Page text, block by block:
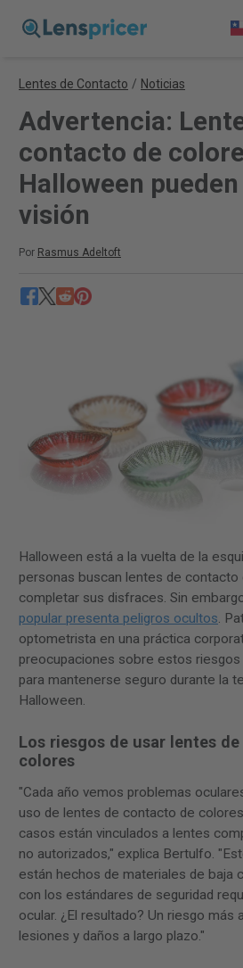
Lentes de Contacto / Noticias
Advertencia:
contacto de
Halloween
visión
Por Rasmus Adeltoft
Halloween está a la vuelta de la
personas buscan lentes de contacto
completar sus disfraces. Sin
popular presenta peligros ocultos.
optometrista en una práctica
preocupaciones sobre estos
para mantenerse seguro durante la
Halloween.
Los riesgos de usar lentes
colores
"Cada año vemos problemas
uso de lentes de contacto de
casos están vinculados a lentes
no autorizados," explica Bertulfo.
están hechos de materiales de baja
con los estándares de seguridad
ocular. ¿El resultado? Un riesgo más
lesiones y daños a largo plazo."